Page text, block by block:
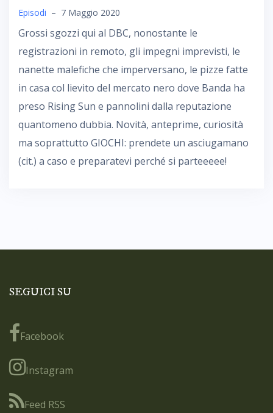
Episodi – 7 Maggio 2020
Grossi sgozzi qui al DBC, nonostante le
registrazioni in remoto, gli impegni imprevisti, le
nanette malefiche che imperversano, le pizze fatte
in casa col lievito del mercato nero dove Banda ha
preso Rising Sun e pannolini dalla reputazione
quantomeno dubbia. Novità, anteprime, curiosità
ma soprattutto GIOCHI: prendete un asciugamano
(cit.) a caso e preparatevi perché si parteeeee!
SEGUICI SU
Facebook
Instagram
Feed RSS